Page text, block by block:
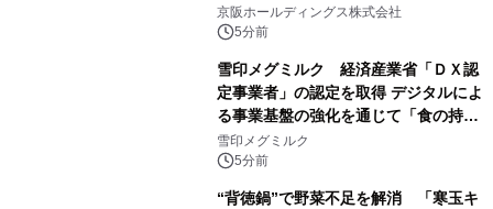
はんに。
京阪ホールディングス株式会社
5分前
雪印メグミルク 経済産業省「ＤＸ認
定事業者」の認定を取得 デジタルによ
る事業基盤の強化を通じて「食の持続
性」を実現
雪印メグミルク
5分前
“背徳鍋”で野菜不足を解消 「寒玉キ